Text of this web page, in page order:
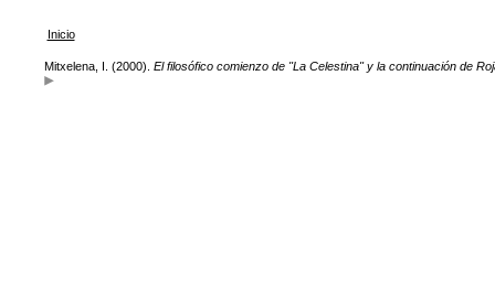
Inicio
Mitxelena, I. (2000). El filosófico comienzo de "La Celestina" y la continuación de